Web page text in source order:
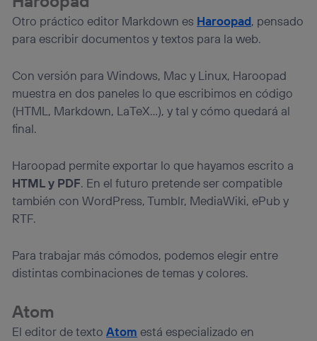
Otro práctico editor Markdown es Haroopad, pensado
para escribir documentos y textos para la web.
Con versión para Windows, Mac y Linux, Haroopad
muestra en dos paneles lo que escribimos en código
(HTML, Markdown, LaTeX…), y tal y cómo quedará al
final.
Haroopad permite exportar lo que hayamos escrito a
HTML y PDF. En el futuro pretende ser compatible
también con WordPress, Tumblr, MediaWiki, ePub y
RTF.
Para trabajar más cómodos, podemos elegir entre
distintas combinaciones de temas y colores.
Atom
El editor de textoAtom está especializado en